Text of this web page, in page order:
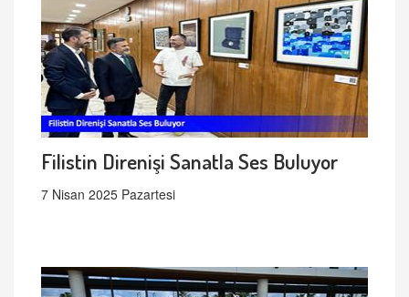
Filistin Direnişi Sanatla Ses Buluyor
7 Nisan 2025 Pazartesi